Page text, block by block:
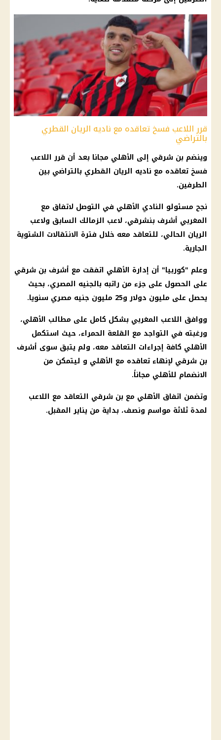
قرر اللاعب فسخ تعاقده مع ناديه الريان القطري
بالتراضي
وينضم بن شرقي إلى الأهلي مجانا بعد أن قرر اللاعب
فسخ تعاقده مع ناديه الريان القطري بالتراضي بين
الطرفين.
نجح مسئولو النادي الأهلي في التوصل لاتفاق مع
المغربي أشرف بنشرقي، لاعب الزمالك السابق ولاعب
الريان الحالي، للتعاقد معه خلال فترة الانتقالات الشتوية
الجارية.
وعلم "كوربيا" أن إدارة الأهلي اتفقت مع أشرف بن شرقي
على الحصول على جزء من راتبه بالجنيه المصري، بحيث
يحصل على مليون دولارو25 مليون جنيه مصري سنويا.
ووافق اللاعب المغربي بشكل كامل على مطالب الأهلي،
ورغبته في التواجد مع القلعة الحمراء، حيث استكمل
الأهلي كافة إجراءات التعاقد معه، ولم يتبق سوى أشرف
بن شرقي لإنهاء تعاقده مع الأهلي و ليتمكن من
الانضمام للأهلي مجاناً.
وتضمن اتفاق الأهلي مع بن شرقي التعاقد مع اللاعب
لمدة ثلاثة مواسم ونصف، بداية من يناير المقبل.